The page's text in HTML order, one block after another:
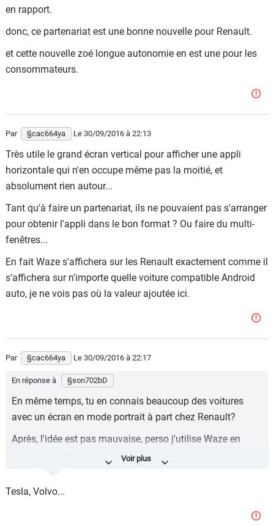
en rapport.
donc, ce partenariat est une bonne nouvelle pour Renault.
et cette nouvelle zoé longue autonomie en est une pour les
consommateurs.
Par §cac664ya Le 30/09/2016 à 22:13
Très utile le grand écran vertical pour afficher une appli
horizontale qui n'en occupe même pas la moitié, et
absolument rien autour...
Tant qu'à faire un partenariat, ils ne pouvaient pas s'arranger
pour obtenir l'appli dans le bon format ? Ou faire du multi-
fenêtres...
En fait Waze s'affichera sur les Renault exactement comme il
s'affichera sur n'importe quelle voiture compatible Android
auto, je ne vois pas où la valeur ajoutée ici.
Par §cac664ya Le 30/09/2016 à 22:17
En réponse à §son702bD
En même temps, tu en connais beaucoup des voitures
avec un écran en mode portrait à part chez Renault?
Après, l'idée est pas mauvaise, perso j'utilise Waze en
mode portrait sur mon téléphone.
Tesla, Volvo...